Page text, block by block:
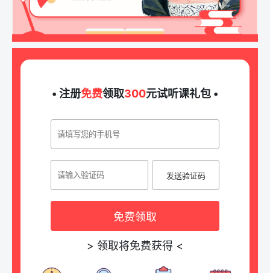
• 注册免费领取300元试听课礼包 •
发送验证码
免费领取
> 领取将免费获得 <